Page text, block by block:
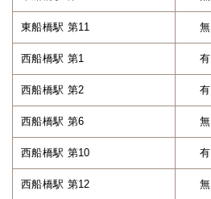
東船橋駅 第11 無
西船橋駅 第1 有
西船橋駅 第2 有
西船橋駅 第6 無
西船橋駅 第10 有
西船橋駅 第12 無